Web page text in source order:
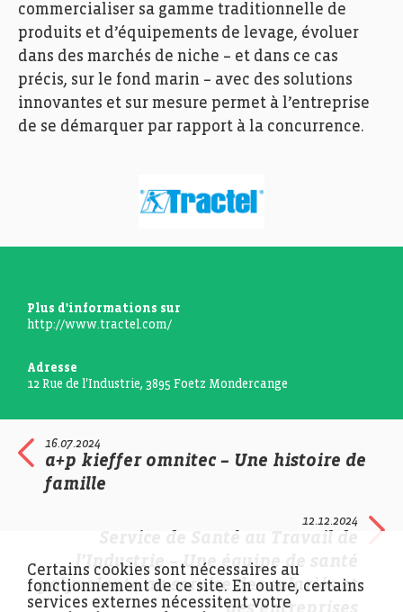
FEDIL, Echo des Entreprises, Zoom, Tractel Secalt,
Photo: Ann Sophie Lindström
commercialiser sa gamme traditionnelle de
produits et d’équipements de levage, évoluer
dans des marchés de niche – et dans ce cas
précis, sur le fond marin – avec des solutions
innovantes et sur mesure permet à l’entreprise
de se démarquer par rapport à la concurrence.
Plus d'informations sur
http://www.tractel.com/
Adresse
12 Rue de l'Industrie, 3895 Foetz Mondercange
16.07.2024
a+p kieffer omnitec – Une histoire de
famille
12.12.2024
l’Industrie – Une équipe de santé
polyvalente au service des salariés et
Certains cookies sont nécessaires au
fonctionnement de ce site. En outre, certains
services externes nécessitent votre